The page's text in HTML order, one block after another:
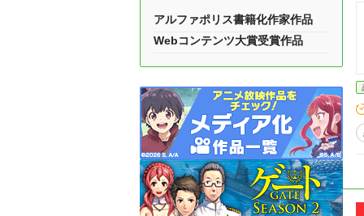
アルファポリス書籍化作家作品
Webコンテンツ大賞受賞作品